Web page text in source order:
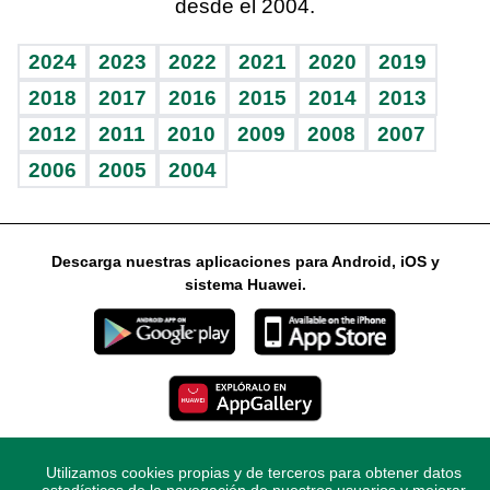
Vida y familia
Eñe
Celebrando la vida
Sin complejos
En pocas palabras
Escuchando al corazón
Economía Personal
Consulta Libre
BRV
TBT Deportivo
Más firmas
Guía del dinero
Horóscopos
desde el 2004.
2024 2023 2022 2021 2020
2019
2018
2017 2016 2015 2014
2013
2012
2011 2010 2009 2008
2007
2006
2005 2004
Descarga nuestras aplicaciones para Android, iOS y
sistema Huawei.
© 2021 Diario Libre, todos los derechos reservados.
Utilizamos cookies propias y de terceros para obtener datos